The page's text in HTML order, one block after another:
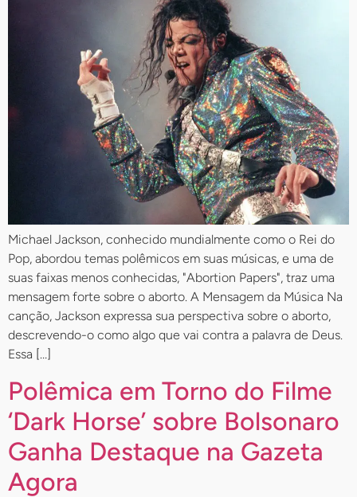
Michael Jackson, conhecido mundialmente como o Rei do
Pop, abordou temas polêmicos em suas músicas, e uma de
suas faixas menos conhecidas, "Abortion Papers", traz uma
mensagem forte sobre o aborto. A Mensagem da Música Na
canção, Jackson expressa sua perspectiva sobre o aborto,
descrevendo-o como algo que vai contra a palavra de Deus.
Essa […]
Polêmica em Torno do Filme
‘Dark Horse’ sobre Bolsonaro
Ganha Destaque na Gazeta
Agora